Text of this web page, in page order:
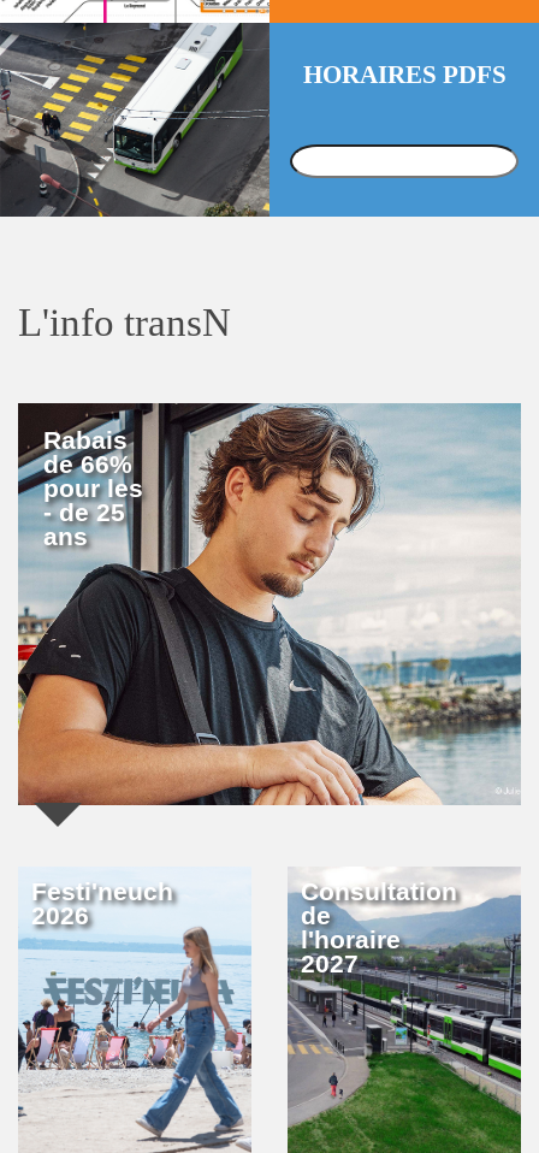
HORAIRES PDFS
L'info transN
Rabais
de 66%
pour les
- de 25
ans
Festi'neuch
2026
Consultation
de
l'horaire
2027